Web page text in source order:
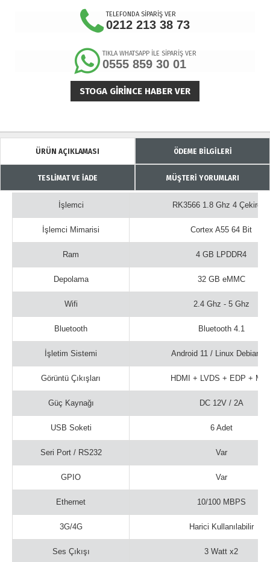
TELEFONDA SİPARİŞ VER
0212 213 38 73
TIKLA WHATSAPP İLE SİPARİŞ VER
0555 859 30 01
STOGA GIRINCE HABER VER
ÜRÜN AÇIKLAMASI ÖDEME BİLGİLERİ
TESLİMAT VE İADE MÜŞTERİ YORUMLARI
İşlemci RK3566 1.8 Ghz 4 Çekirdek
İşlemci Mimarisi Cortex A55 64 Bit
Ram 4 GB LPDDR4
Depolama 32 GB eMMC
Wifi 2.4 Ghz - 5 Ghz
Bluetooth Bluetooth 4.1
İşletim Sistemi Android 11 / Linux Debian
Görüntü Çıkışları HDMI + LVDS + EDP +
Güç Kaynağı DC 12V / 2A
USB Soketi 6 Adet
Seri Port / RS232 Var
GPIO Var
Ethernet 10/100 MBPS
3G/4G Harici Kullanılabilir
Ses Çıkışı 3 Watt x2